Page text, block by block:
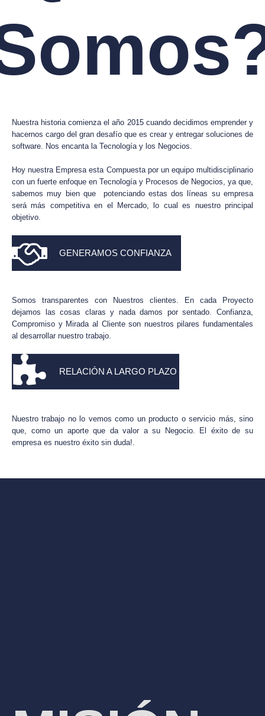
Nuestra historia comienza el año 2015 cuando decidimos emprender y
hacernos cargo del gran desafío que es crear y entregar soluciones de
software. Nos encanta la Tecnología y los Negocios.
Hoy nuestra Empresa esta Compuesta por un equipo multidisciplinario
con un fuerte enfoque en Tecnología y Procesos de Negocios, ya que,
sabemos muy bien que potenciando estas dos líneas su empresa
será más competitiva en el Mercado, lo cual es nuestro principal
objetivo.
GENERAMOS CONFIANZA
Somos transparentes con Nuestros clientes. En cada Proyecto
dejamos las cosas claras y nada damos por sentado. Confianza,
Compromiso y Mirada al Cliente son nuestros pilares fundamentales
al desarrollar nuestro trabajo.
RELACIÓN A LARGO PLAZO
Nuestro trabajo no lo vemos como un producto o servicio más, sino
que, como un aporte que da valor a su Negocio. El éxito de su
empresa es nuestro éxito sin duda!.
Asistente Universitario
En línea